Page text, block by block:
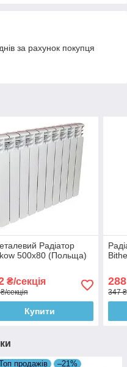
за рахунок покупця
Радіатор
500x80 (Польща)
₴/секція
секція
Купити
288
347
продажів –21%